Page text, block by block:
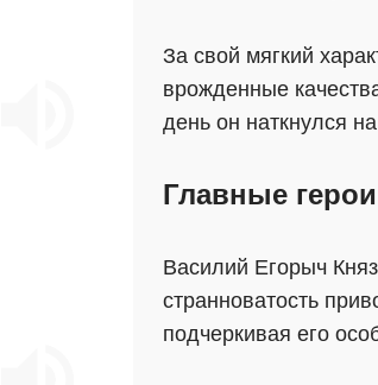
За свой мягкий
врожденные
день он наткнулся
Главные герои
Василий Егорыч
странноватость
подчеркивая его